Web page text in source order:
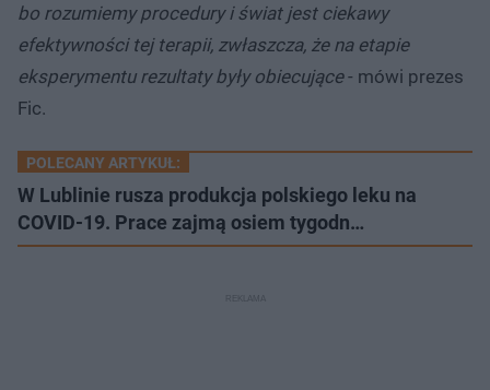
bo rozumiemy procedury i świat jest ciekawy
efektywności tej terapii, zwłaszcza, że na etapie
eksperymentu rezultaty były obiecujące- mówi prezes
Fic.
POLECANY ARTYKUŁ:
W Lublinie rusza produkcja polskiego leku na
COVID-19. Prace zajmą osiem tygodn…